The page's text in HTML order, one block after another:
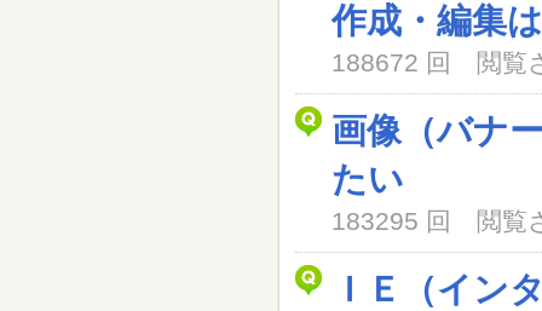
作成・編集
188672 回 閲覧
画像（バナ
たい
183295 回 閲覧
ＩＥ（イン